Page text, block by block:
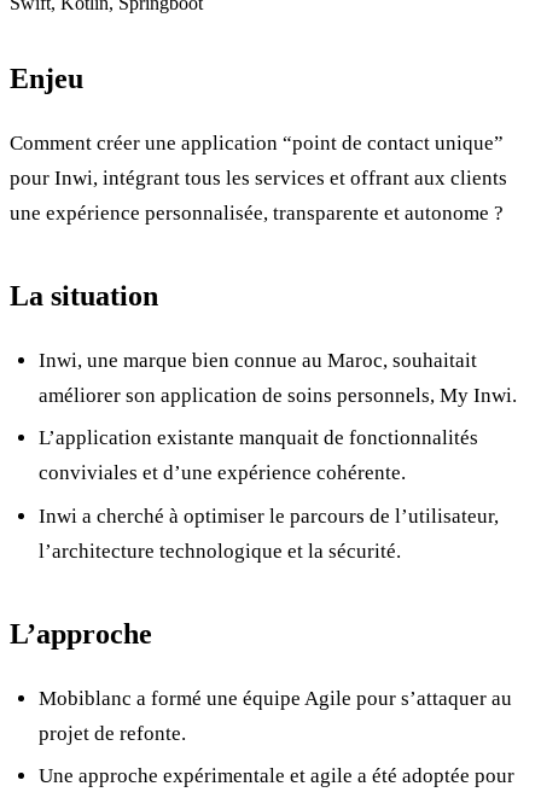
Enjeu
Comment créer une application “point de contact unique”
pour Inwi, intégrant tous les services et offrant aux clients
une expérience personnalisée, transparente et autonome ?
La situation
Inwi, une marque bien connue au Maroc, souhaitait
améliorer son application de soins personnels, My Inwi.
L’application existante manquait de fonctionnalités
conviviales et d’une expérience cohérente.
Inwi a cherché à optimiser le parcours de l’utilisateur,
l’architecture technologique et la sécurité.
L’approche
Mobiblanc a formé une équipe Agile pour s’attaquer au
projet de refonte.
Une approche expérimentale et agile a été adoptée pour